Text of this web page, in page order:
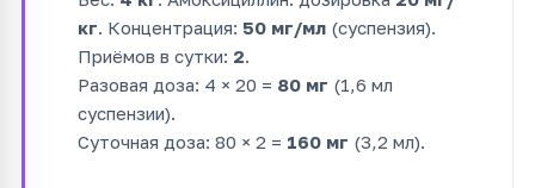
кг. Концентрация: 50 мг/мл (суспензия).
Приёмов в сутки: 2.
Разовая доза: 4 × 20 = 80 мг (1,6 мл
суспензии).
Суточная доза: 80 × 2 = 160 мг (3,2 мл).